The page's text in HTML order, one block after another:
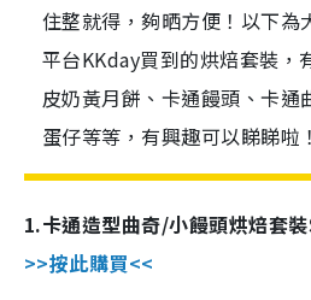
住整就得，夠晒方便！以下為
平台KKday買到的烘焙套裝，
皮奶黃月餅、卡通饅頭、卡通
蛋仔等等，有興趣可以睇睇啦！
1.卡通造型曲奇/小饅頭烘焙套
>>按此購買<<